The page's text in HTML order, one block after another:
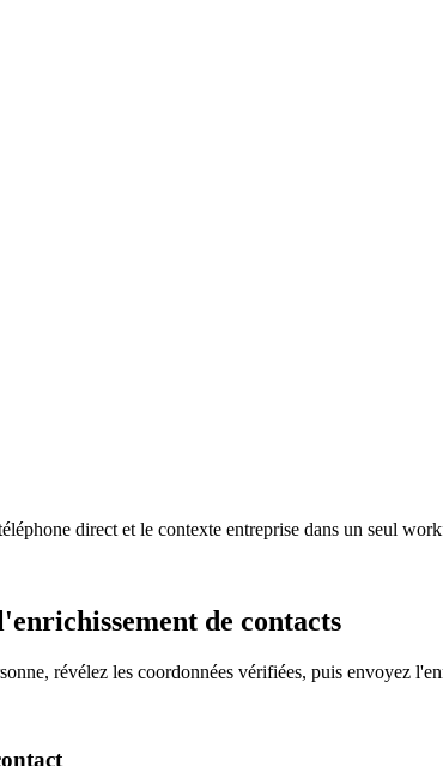
direct et le contexte entreprise dans un seul
de contacts
révélez les coordonnées vérifiées, puis envoyez